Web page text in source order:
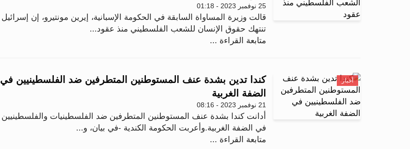
25 نوفمبر 2023 - 01:18
قالت وزيرة المساواة السابقة في الحكومة الإسبانية، إيرين مونتيرو، إن إسرائيل
تنتهك حقوق الإنسان للشعب الفلسطيني منذ عقود...
متابعة القراءة ...
أخبار
كندا تدين بشدة عنف المستوطنين المتطرفين ضد الفلسطينيين في
الضفة الغربية
21 نوفمبر 2023 - 08:16
أدانت كندا بشدة عنف المستوطنين المتطرفين ضد الفلسطينيات والفلسطينيين
في الضفة الغربية.وأعربت الحكومة الكندية -في بيان، و...
متابعة القراءة ...